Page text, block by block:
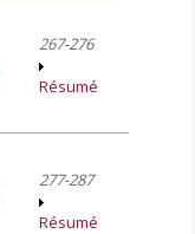
267-276
Résumé
277-287
Résumé